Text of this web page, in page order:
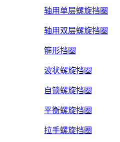
轴用单层螺旋挡圈
轴用双层螺旋挡圈
箍形挡圈
波状螺旋挡圈
自锁螺旋挡圈
平衡螺旋挡圈
拉手螺旋挡圈